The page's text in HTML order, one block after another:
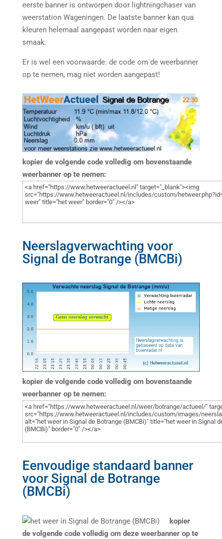
eerste banner is ontworpen door lightningchaser van
weerstation Wageningen. De laatste banner kan qua
kleuren helemaal aangepast worden naar eigen
smaak.
Er is wel een voorwaarde: de code om de weerbanner
op te nemen, mag niet worden aangepast!
kopier de volgende code volledig om bovenstaande
weerbanner op te nemen:
Neerslagverwachting voor
Signal de Botrange (BMCBi)
kopier de volgende code volledig om bovenstaande
weerbanner op te nemen:
Eenvoudige standaard banner
voor Signal de Botrange
(BMCBi)
kopier
de volgende code volledig om deze weerbanner op te